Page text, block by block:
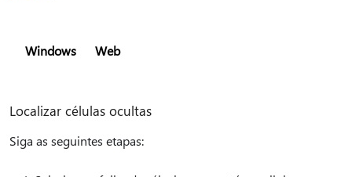
Windows Web
Localizar células ocultas
Siga as seguintes etapas: